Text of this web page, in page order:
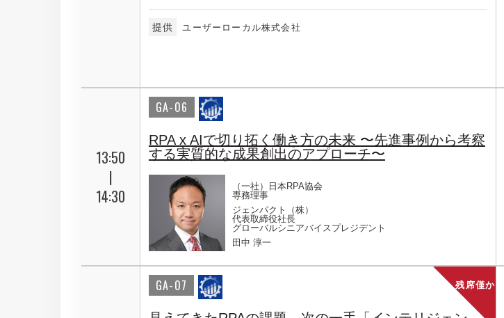
提供 ユーザーローカル株式会社
13:50
|
14:30
GA-06
RPA x AIで切り拓く働き方の未来 〜先進事例から考察
する実質的な成果創出のアプローチ〜
（一社）日本RPA協会
専務理事
ジェンパクト（株）
代表取締役社長
グローバルシニアバイスプレジデント
田中 淳一
残席僅か
GA-07